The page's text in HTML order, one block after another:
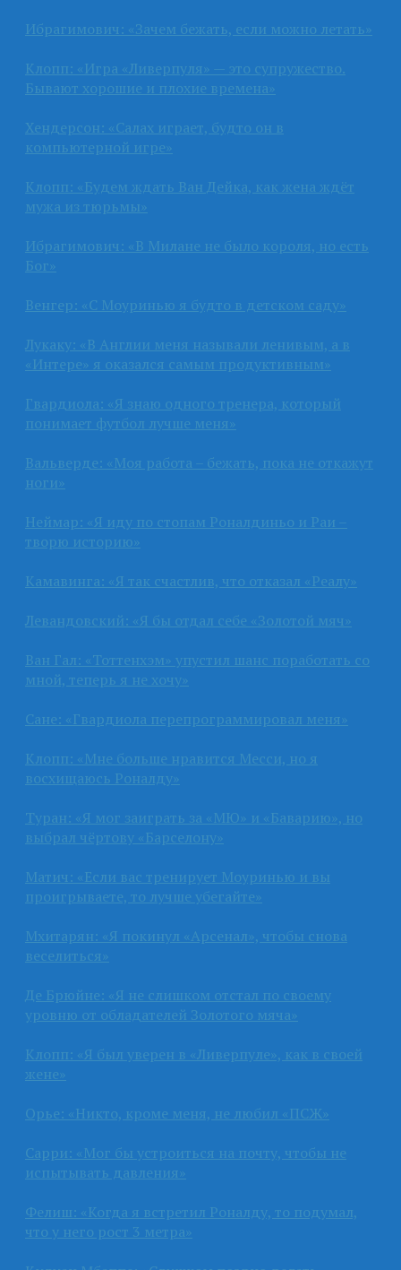
Ибрагимович: «Зачем бежать, если можно летать»
Клопп: «Игра «Ливерпуля» — это супружество.
Бывают хорошие и плохие времена»
Хендерсон: «Салах играет, будто он в
компьютерной игре»
Клопп: «Будем ждать Ван Дейка, как жена ждёт
мужа из тюрьмы»
Ибрагимович: «В Милане не было короля, но есть
Бог»
Венгер: «С Моуринью я будто в детском саду»
Лукаку: «В Англии меня называли ленивым, а в
«Интере» я оказался самым продуктивным»
Гвардиола: «Я знаю одного тренера, который
понимает футбол лучше меня»
Вальверде: «Моя работа – бежать, пока не откажут
ноги»
Неймар: «Я иду по стопам Роналдиньо и Раи –
творю историю»
Камавинга: «Я так счастлив, что отказал «Реалу»
Левандовский: «Я бы отдал себе «Золотой мяч»
Ван Гал: «Тоттенхэм» упустил шанс поработать со
мной, теперь я не хочу»
Сане: «Гвардиола перепрограммировал меня»
Клопп: «Мне больше нравится Месси, но я
восхищаюсь Роналду»
Туран: «Я мог заиграть за «МЮ» и «Баварию», но
выбрал чёртову «Барселону»
Матич: «Если вас тренирует Моуринью и вы
проигрываете, то лучше убегайте»
Мхитарян: «Я покинул «Арсенал», чтобы снова
веселиться»
Де Брюйне: «Я не слишком отстал по своему
уровню от обладателей Золотого мяча»
Клопп: «Я был уверен в «Ливерпуле», как в своей
жене»
Орье: «Никто, кроме меня, не любил «ПСЖ»
Сарри: «Мог бы устроиться на почту, чтобы не
испытывать давления»
Фелиш: «Когда я встретил Роналду, то подумал,
что у него рост 3 метра»